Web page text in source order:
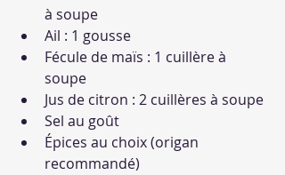
à soupe
Ail : 1 gousse
Fécule de maïs : 1 cuillère à
soupe
Jus de citron : 2 cuillères à soupe
Sel au goût
Épices au choix (origan
recommandé)